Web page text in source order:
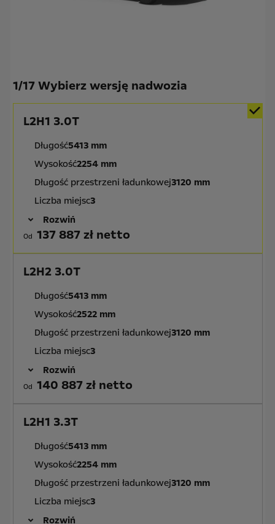
1/17 Wybierz wersję nadwozia
L2H1 3.0T
Długość5413 mm
Wysokość2254 mm
Długość przestrzeni ładunkowej3120 mm
Liczba miejsc3
Rozwiń
Od 137 887 zł netto
L2H2 3.0T
Długość5413 mm
Wysokość2522 mm
Długość przestrzeni ładunkowej3120 mm
Liczba miejsc3
Rozwiń
Od 140 887 zł netto
L2H1 3.3T
Długość5413 mm
Wysokość2254 mm
Długość przestrzeni ładunkowej3120 mm
Liczba miejsc3
Rozwiń